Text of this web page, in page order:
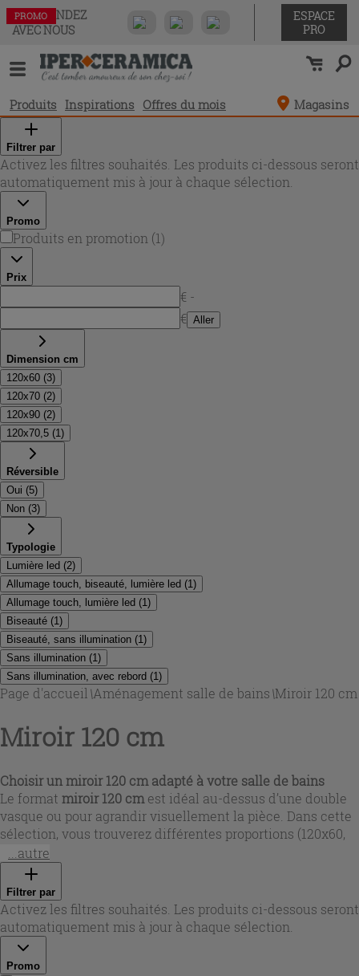
COMMANDEZ
AVEC NOUS
ESPACE
PRO
Produits Inspirations Offres du mois Magasins
Filtrer par
Activez les filtres souhaités. Les produits ci-dessous seront
automatiquement mis à jour à chaque sélection.
Promo
Produits en promotion (1)
Prix
€ -
€ Aller
Dimension cm
120x60 (3)
120x70 (2)
120x90 (2)
120x70,5 (1)
Réversible
Oui (5)
Non (3)
Typologie
Lumière led (2)
Allumage touch, biseauté, lumière led (1)
Allumage touch, lumière led (1)
Biseauté (1)
Biseauté, sans illumination (1)
Sans illumination (1)
Sans illumination, avec rebord (1)
Page d'accueil \Aménagement salle de bains\Miroir 120 cm
Miroir 120 cm
Choisir unmiroir 120 cm adapté à votre salle de bains
Le format miroir 120 cm est idéal au-dessus d’une double
vasque ou pour agrandir visuellement la pièce. Dans cette
sélection, vous trouverez différentes proportions (120x60,
120x70, 120x90, 60x120) et des modèles réversibles pour
ajuster l’orientation selon votre installation. Côté finitions,
plusieurs styles cohabitent : bords polis ou biseautés, cadre
discret en PVC, ou encore versions avec structure en acier
inoxydable et diffuseur encastré, pour une intégration
nette au mur.
...autre
Filtrer par
Activez les filtres souhaités. Les produits ci-dessous seront
automatiquement mis à jour à chaque sélection.
Promo
PROMO